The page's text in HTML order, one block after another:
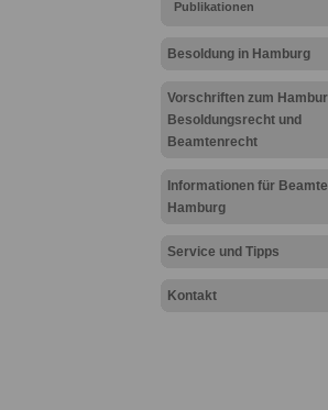
Publikationen
Besoldung in Hamburg
Vorschriften zum
Besoldungsrecht und
Beamtenrecht
Informationen für
Hamburg
Service und Tipps
Kontakt